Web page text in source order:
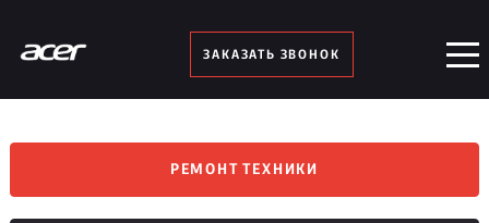
ЗАКАЗАТЬ ЗВОНОК
РЕМОНТ ТЕХНИКИ